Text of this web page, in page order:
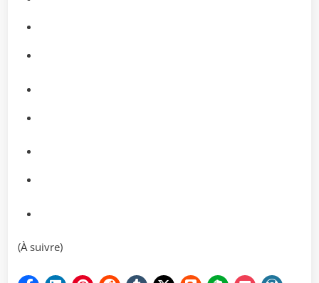
(À suivre)